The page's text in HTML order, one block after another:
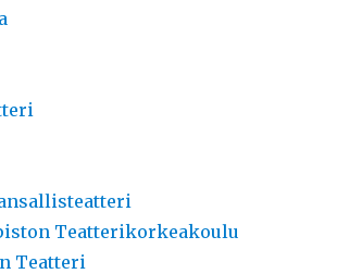
Teatterikorkeakoulu
Teatteri